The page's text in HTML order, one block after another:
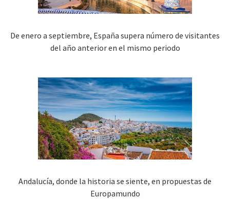
De enero a septiembre, España supera número de visitantes
del año anterior en el mismo periodo
Andalucía, donde la historia se siente, en propuestas de
Europamundo